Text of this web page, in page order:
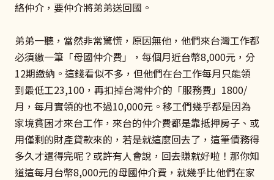
絡仲介，要仲介將弟弟送回國。
弟弟一聽，當然非常驚慌，原因無他，他們來台灣工作都
必須繳一筆「母國仲介費」，每個月近台幣8,000元，分
12期繳納。這錢看似不多，但他們在台工作每月只能領
到最低工23,100，再扣掉台灣仲介的「服務費」1800/
月，每月實領的也不過10,000元。移工們幾乎都是因為
家境貧困才來台工作，來台的仲介費都是靠抵押房子、或
用僅剩的財產貸款來的，若是就這麼回去了，這筆債務得
多久才還得完呢？或許有人會說，回去賺就好啦！那你知
道這每月台幣8,000元的母國仲介費，就幾乎比他們在家